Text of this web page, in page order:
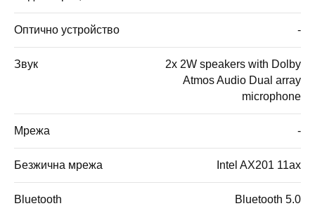
Оптично устройство -
Звук
2x 2W speakers with Dolby
Atmos Audio Dual array
microphone
Мрежа -
Безжична мрежа Intel AX201 11ax
Bluetooth Bluetooth 5.0